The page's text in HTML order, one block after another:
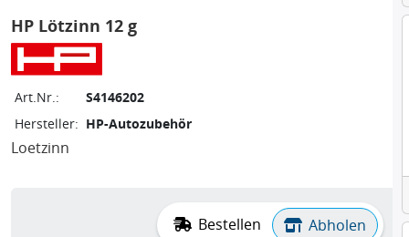
HP Lötzinn 12 g
Art.Nr.:
S4146202
Hersteller: HP-Autozubehör
Loetzinn
Bestellen Abholen